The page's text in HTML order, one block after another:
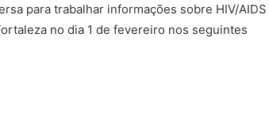
para trabalhar informações sobre HIV/AIDS
no dia 1 de fevereiro nos seguintes